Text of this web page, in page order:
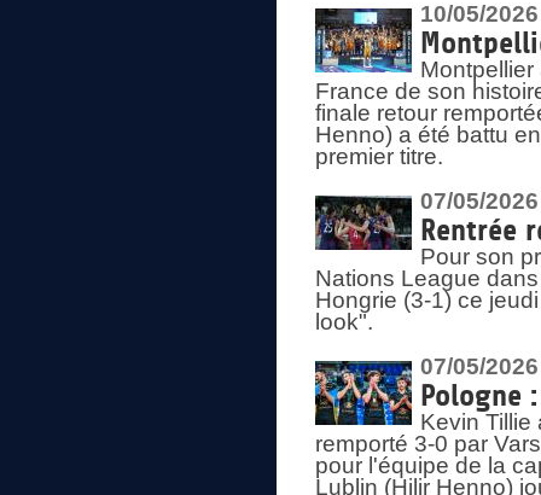
10/05/2026
France de son
finale retour
Henno) a été battu
premier titre.
07/05/2026
Rentrée
Pour son
Nations League
Hongrie (3-1) ce
look".
07/05/2026
Pologne
Kevin Tillie
remporté 3-0 par
pour l'équipe de la
Lublin (Hilir Henno)